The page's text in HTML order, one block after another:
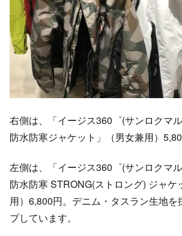
右側は、「イージス360゜(サンロクマ
防水防寒ジャケット」（男女兼用）
左側は、「イージス360゜(サンロクマ
防水防寒 STRONG(ストロング) ジャケ
用）6,800円。デニム・タスラン生地を
プしています。